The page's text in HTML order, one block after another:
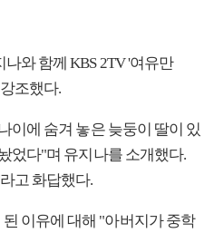
와 함께 KBS 2TV '여유만
조했다.
이에 숨겨 놓은 늦둥이 딸이 있
었다"며 유지나를 소개했다.
고 화답했다.
이유에 대해 "아버지가 중학